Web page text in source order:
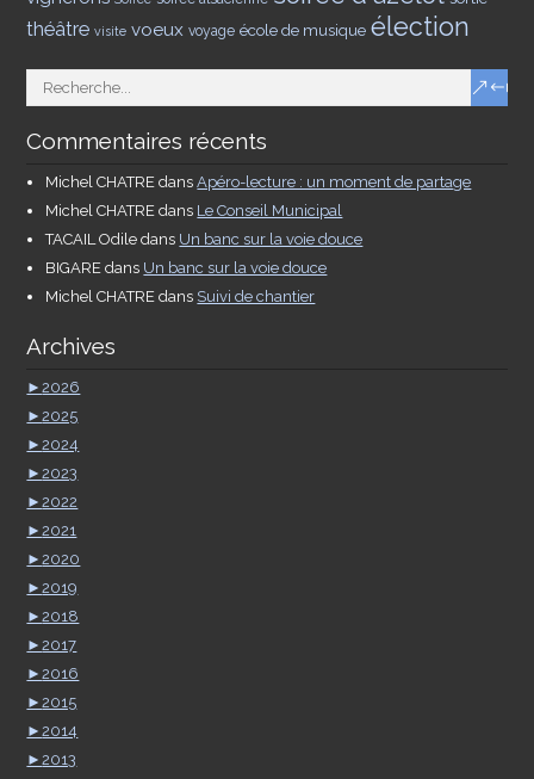
théâtre visite voeux voyage école de musique élection
Commentaires récents
Michel CHATRE dansApéro-lecture : un moment de partage
Michel CHATRE dans Le Conseil Municipal
TACAIL Odile dans Un banc sur la voie douce
BIGARE dans Un banc sur la voie douce
Michel CHATRE dans Suivi de chantier
Archives
►2026
►2025
►2024
►2023
►2022
►2021
►2020
►2019
►2018
►2017
►2016
►2015
►2014
►2013